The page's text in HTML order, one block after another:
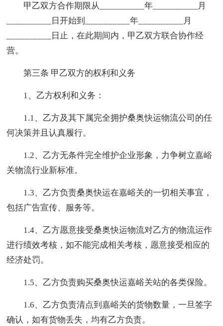
甲乙双方合作期限从__________年__________月
__________日开始到__________年__________月
__________日止，在此期间内，甲乙双方联合协作经
营。
第三条 甲乙双方的权利和义务
1、乙方权利和义务：
1.1、乙方及其下属完全拥护桑奥快运物流公司的任
何决策并且认真履行。
1.2、乙方无条件完全维护企业形象，力争树立嘉峪
关物流行业新标准。
1.3、乙方负责桑奥快运在嘉峪关的一切相关事宜，
包括广告宣传、服务等。
1.4、乙方愿意接受桑奥快运物流对乙方的物流运作
进行绩效考核，如不能完成相关考核，愿意接受相应的
经济处罚。
1.5、乙方负责购买桑奥快运嘉峪关站的各类保险。
1.6、乙方负责清点到嘉峪关的货物数量，一旦签字
确认，如有货物丢失，均有乙方负责。